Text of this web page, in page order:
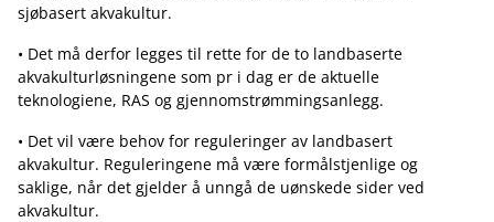
sjøbasert akvakultur.
• Det må derfor legges til rette for de to landbaserte
akvakulturløsningene som pr i dag er de aktuelle
teknologiene, RAS og gjennomstrømmingsanlegg.
• Det vil være behov for reguleringer av landbasert
akvakultur. Reguleringene må være formålstjenlige og
saklige, når det gjelder å unngå de uønskede sider ved
akvakultur.